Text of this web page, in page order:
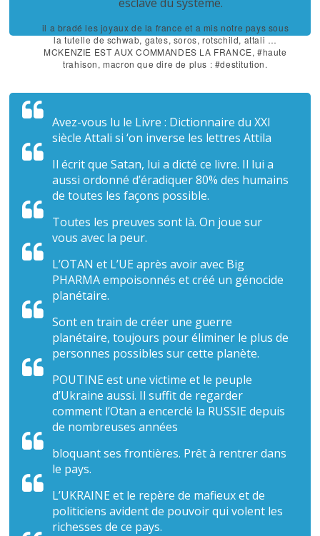
il a bradé les joyaux de la france et a mis notre pays sous
la tutelle de schwab, gates, soros, rotschild, attali …
MCKENZIE EST AUX COMMANDES LA FRANCE, #haute
trahison, macron que dire de plus : #destitution.
Avez-vous lu le Livre : Dictionnaire du XXI
siècle Attali si ‘on inverse les lettres Attila
Il écrit que Satan, lui a dicté ce livre. Il lui a
aussi ordonné d’éradiquer 80% des humains
de toutes les façons possible.
Toutes les preuves sont là. On joue sur
vous avec la peur.
L’OTAN et L’UE après avoir avec Big
PHARMA empoisonnés et créé un génocide
planétaire.
Sont en train de créer une guerre
planétaire, toujours pour éliminer le plus de
personnes possibles sur cette planète.
POUTINE est une victime et le peuple
d’Ukraine aussi. Il suffit de regarder
comment l’Otan a encerclé la RUSSIE depuis
de nombreuses années
bloquant ses frontières. Prêt à rentrer dans
le pays.
L’UKRAINE et le repère de mafieux et de
politiciens avident de pouvoir qui volent les
richesses de ce pays.